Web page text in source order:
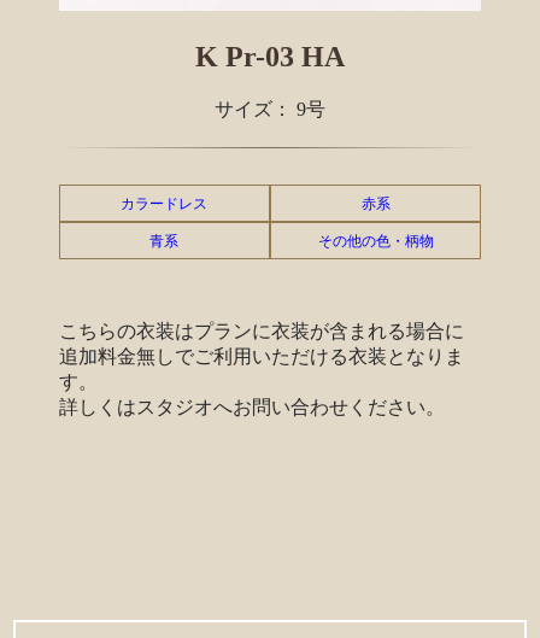
K Pr-03 HA
サイズ： 9号
カラードレス
赤系
青系
その他の色・柄物
こちらの衣装はプランに衣装が含まれる場合に
追加料金無しでご利用いただける衣装となりま
す。
詳しくはスタジオへお問い合わせください。